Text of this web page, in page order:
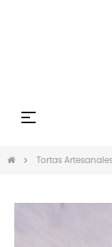
Navegación
☰
Tortas